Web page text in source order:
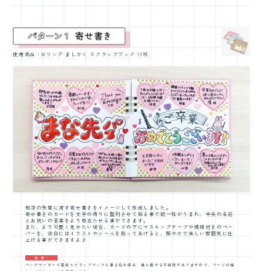
使用商品：Wリング ましかく スクラップブック 12枚
部活の先輩に渡す寄せ書きをイメージして作成しました。
寄せ書きのカードを文字の周りに整列させて貼る事で統一性がうまれ、中央の名前
とお祝いの言葉をより目立たせる事ができます。
また、より可愛く見せたい場合、カードの下にマスキングテープや模様付きのペー
パーを、余白にはイラストやシールを貼ってあげると、賑やかで楽しい雰囲気に仕
上げる事ができますよ♪
注 意 !
ペンやマーカーで直接スクラップブックに書き込む場合、裏に透ける可能性があリますので、ページの端